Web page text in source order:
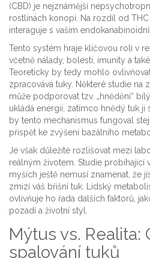
(CBD) je nejznámější
rostlinách konopí . Na rozdíl od
interaguje s vaším
Tento systém hraje klíčovou roli v
včetně nálady, bolesti, imunity a
Teoreticky by tedy mohlo
zpracovává tuky. Některé studie na
může podporovat tzv. „hnědění“
ukládá energii, zatímco hnědý tuk ji
by tento mechanismus fungoval
přispět ke zvýšení bazálního
Je však důležité rozlišovat mezi
reálným životem. Studie probíhající
myších ještě nemusí znamenat, že
zmizí váš břišní tuk. Lidský
ovlivňuje ho řada dalších faktorů,
pozadí a životní styl.
Mýtus vs. Realita:
spalování tuků